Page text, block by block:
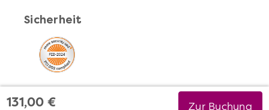
131,00 € Zur Buchung
Sicherheit